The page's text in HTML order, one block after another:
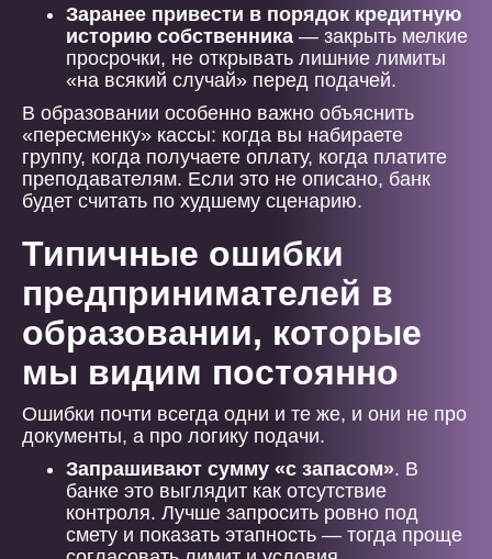
Заранее привести в порядок кредитную
историю собственника — закрыть мелкие
просрочки, не открывать лишние лимиты
«на всякий случай» перед подачей.
В образовании особенно важно объяснить
«пересменку» кассы: когда вы набираете
группу, когда получаете оплату, когда платите
преподавателям. Если это не описано, банк
будет считать по худшему сценарию.
Типичные ошибки
предпринимателей в
образовании, которые
мы видим постоянно
Ошибки почти всегда одни и те же, и они не про
документы, а про логику подачи.
Запрашивают сумму «с запасом». В
банке это выглядит как отсутствие
контроля. Лучше запросить ровно под
смету и показать этапность — тогда проще